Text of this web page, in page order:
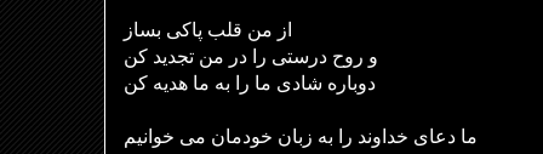
از من قلب پاکی بساز
و روح درستی را در من تجدید کن
دوباره شادی ما را به ما هدیه کن
ما دعای خداوند را به زبان خودمان می خوانیم